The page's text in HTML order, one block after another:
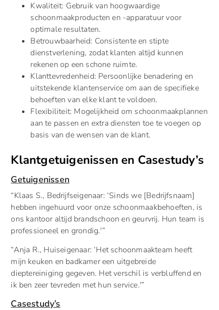
Kwaliteit: Gebruik van hoogwaardige
schoonmaakproducten en -apparatuur voor
optimale resultaten.
Betrouwbaarheid: Consistente en stipte
dienstverlening, zodat klanten altijd kunnen
rekenen op een schone ruimte.
Klanttevredenheid: Persoonlijke benadering en
uitstekende klantenservice om aan de specifieke
behoeften van elke klant te voldoen.
Flexibiliteit: Mogelijkheid om schoonmaakplannen
aan te passen en extra diensten toe te voegen op
basis van de wensen van de klant.
Klantgetuigenissen en Casestudy’s
Getuigenissen
“Klaas S., Bedrijfseigenaar: ‘Sinds we [Bedrijfsnaam]
hebben ingehuurd voor onze schoonmaakbehoeften, is
ons kantoor altijd brandschoon en geurvrij. Hun team is
professioneel en grondig.'”
“Anja R., Huiseigenaar: ‘Het schoonmaakteam heeft
mijn keuken en badkamer een uitgebreide
dieptereiniging gegeven. Het verschil is verbluffend en
ik ben zeer tevreden met hun service.'”
Casestudy’s